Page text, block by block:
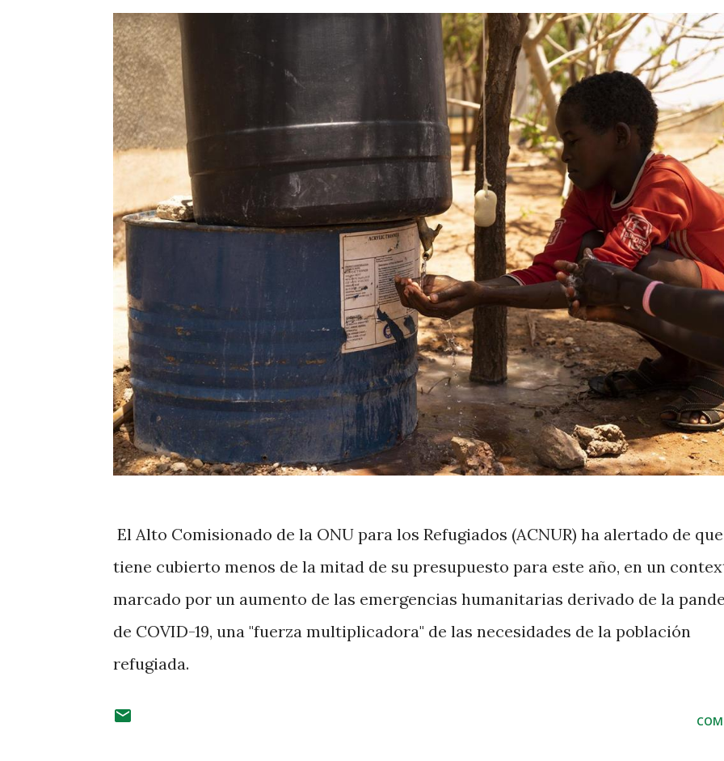
El Alto Comisionado de la ONU para los Refugiados (ACNUR) ha alertado de que
tiene cubierto menos de la mitad de su presupuesto para este año, en un
marcado por un aumento de las emergencias humanitarias derivado de la
de COVID-19, una "fuerza multiplicadora" de las necesidades de la población
refugiada.